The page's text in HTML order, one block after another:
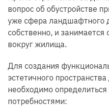
вопрос об обустройстве
уже сфера ландшафтного
собственно, и
вокруг жилища.
Для создания
эстетичного
необходимо
потребностями: